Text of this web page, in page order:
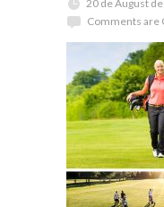
20 de August
Comments are